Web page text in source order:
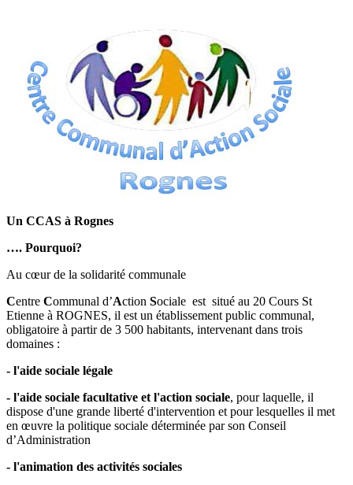
Un CCAS à Rognes
…. Pourquoi?
Au cœur de la solidarité communale
Centre Communal d’Action Sociale est situé au 20 Cours St
Etienne à ROGNES, il est un établissement public communal,
obligatoire à partir de 3 500 habitants, intervenant dans trois
domaines :
- l'aide sociale légale
- l'aide sociale facultative et l'action sociale, pour laquelle, il
dispose d'une grande liberté d'intervention et pour lesquelles il met
en œuvre la politique sociale déterminée par son Conseil
d’Administration
- l'animation des activités sociales